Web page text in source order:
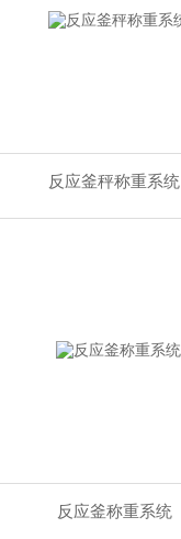
反应釜秤称重系统
反应釜称重系统